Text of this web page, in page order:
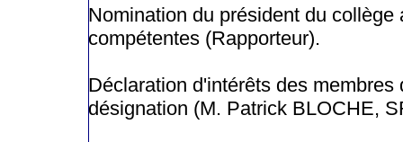
Nomination du président du
compétentes (Rapporteur).
Déclaration d'intérêts des
désignation (M. Patrick BLOCHE,